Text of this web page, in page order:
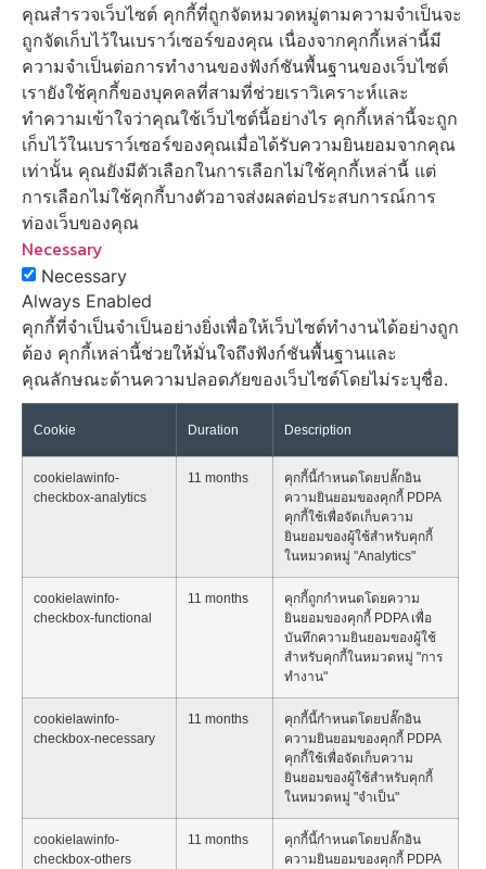
คุณสำรวจเว็บไซต์ คุกกี้ที่ถูกจัดหมวดหมู่ตามความจำเป็นจะ
ถูกจัดเก็บไว้ในเบราว์เซอร์ของคุณ เนื่องจากคุกกี้เหล่านี้มี
ความจำเป็นต่อการทำงานของฟังก์ชันพื้นฐานของเว็บไซต์
เรายังใช้คุกกี้ของบุคคลที่สามที่ช่วยเราวิเคราะห์และ
ทำความเข้าใจว่าคุณใช้เว็บไซต์นี้อย่างไร คุกกี้เหล่านี้จะถูก
เก็บไว้ในเบราว์เซอร์ของคุณเมื่อได้รับความยินยอมจากคุณ
เท่านั้น คุณยังมีตัวเลือกในการเลือกไม่ใช้คุกกี้เหล่านี้ แต่
การเลือกไม่ใช้คุกกี้บางตัวอาจส่งผลต่อประสบการณ์การ
ท่องเว็บของคุณ
Necessary
Necessary
Always Enabled
คุกกี้ที่จำเป็นจำเป็นอย่างยิ่งเพื่อให้เว็บไซต์ทำงานได้อย่างถูก
ต้อง คุกกี้เหล่านี้ช่วยให้มั่นใจถึงฟังก์ชันพื้นฐานและ
คุณลักษณะด้านความปลอดภัยของเว็บไซต์โดยไม่ระบุชื่อ.
Cookie Duration Description
cookielawinfo-
checkbox-analytics
11 months
คุกกี้นี้กำหนดโดยปลั๊กอิน
ความยินยอมของคุกกี้ PDPA
คุกกี้ใช้เพื่อจัดเก็บความ
ยินยอมของผู้ใช้สำหรับคุกกี้
ในหมวดหมู่ "Analytics"
cookielawinfo-
checkbox-functional
11 months
คุกกี้ถูกกำหนดโดยความ
ยินยอมของคุกกี้ PDPA เพื่อ
บันทึกความยินยอมของผู้ใช้
สำหรับคุกกี้ในหมวดหมู่ "การ
ทำงาน"
cookielawinfo-
checkbox-necessary
11 months
คุกกี้นี้กำหนดโดยปลั๊กอิน
ความยินยอมของคุกกี้ PDPA
คุกกี้ใช้เพื่อจัดเก็บความ
ยินยอมของผู้ใช้สำหรับคุกกี้
ในหมวดหมู่ "จำเป็น"
cookielawinfo-
checkbox-others
11 months
คุกกี้นี้กำหนดโดยปลั๊กอิน
ความยินยอมของคุกกี้ PDPA